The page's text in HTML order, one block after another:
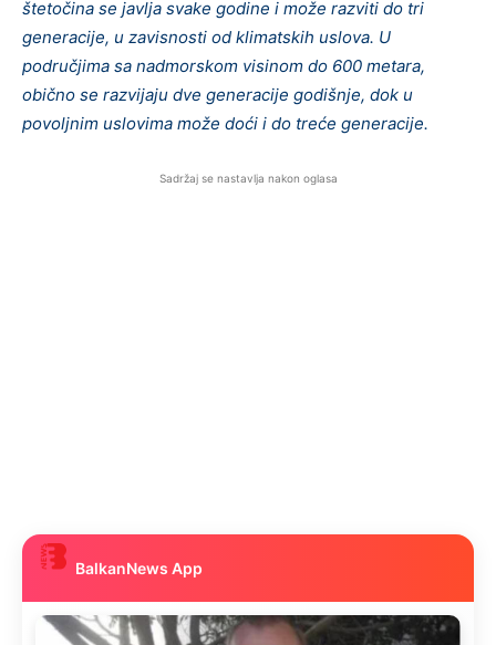
štetočina se javlja svake godine i može razviti do tri
generacije, u zavisnosti od klimatskih uslova. U
područjima sa nadmorskom visinom do 600 metara,
obično se razvijaju dve generacije godišnje, dok u
povoljnim uslovima može doći i do treće generacije.
Sadržaj se nastavlja nakon oglasa
BalkanNews App